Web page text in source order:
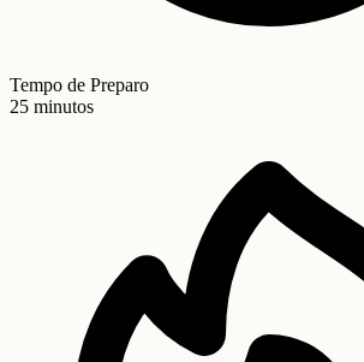
Tempo de Preparo
25 minutos